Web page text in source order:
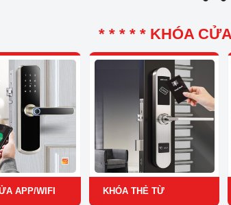
* * * * * KHÓA
APP/WIFI KHÓA THẺ TỪ